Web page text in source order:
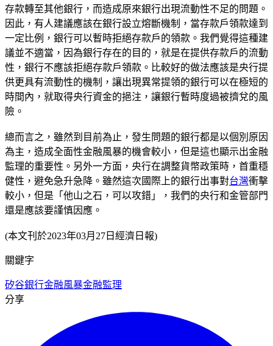
存款轉至其他銀行，而造成原來銀行出現流動性不足的問題。
因此，有人建議應該在銀行設立熔斷機制，當存款戶領款達到
一定比例，銀行可以暫時拒絕存款戶的領款。我們覺得這種建
議並不適當，因為銀行存在的目的，就是在提供存款戶的流動
性，銀行不應該拒絕存款戶領款。比較好的做法應該是央行提
供更具有流動性的機制，讓出現異常提領的銀行可以在極短的
時間內，就取得央行資金的挹注，讓銀行暫時度過被擠兌的風
險。
總而言之，雖然到目前為止，發生問題的銀行都是以個別原因
為主，造成全面性金融風暴的機會較小，但是這也顯示出金融
監理的重要性。另外一方面，央行在調整貨幣政策時，首重穩
健性，避免急升急降。雖然這次國際上的銀行出事對台灣衝擊
較小，但是「他山之石，可以攻錯」，我們的央行和金管部門
還是應該要謹慎因應。
(本文刊於2023年03月27日經濟日報)
關鍵字
矽谷銀行金融風暴金融監理
分享